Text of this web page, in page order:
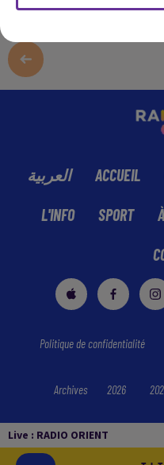
Live : RADIO ORIENT
العربية ACCUEIL
L'INFO SPORT
Politique de confidentialité
Archives 2026